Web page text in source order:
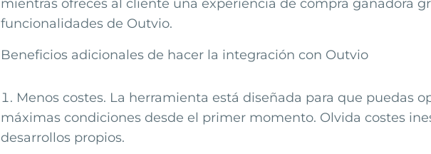
mientras ofreces al cliente una experiencia de compra ganadora
funcionalidades de Outvio.
Beneficios adicionales de hacer la integración con Outvio
Menos costes. La herramienta está diseñada para que puedas
máximas condiciones desde el primer momento. Olvida costes
desarrollos propios.